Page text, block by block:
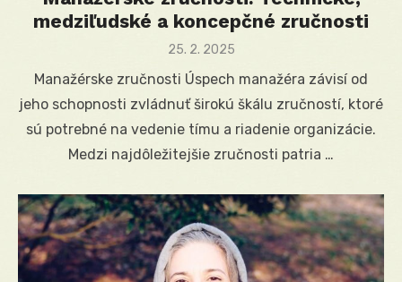
medziľudské a koncepčné zručnosti
Posted
25. 2. 2025
Manažérske zručnosti Úspech manažéra závisí od
jeho schopnosti zvládnuť širokú škálu zručností, ktoré
sú potrebné na vedenie tímu a riadenie organizácie.
Medzi najdôležitejšie zručnosti patria …